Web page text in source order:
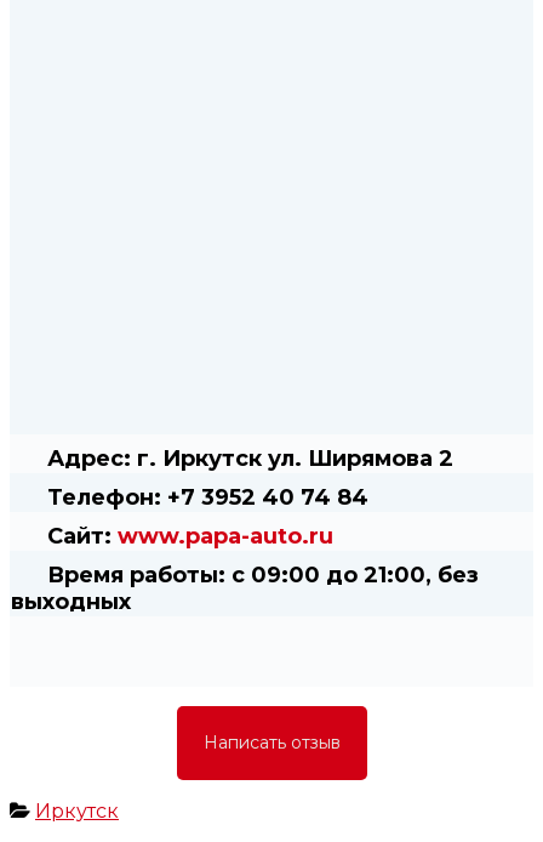
Адрес: г. Иркутск ул. Ширямова 2
Телефон: +7 3952 40 74 84
Сайт: www.papa-auto.ru
Время работы: с 09:00 до 21:00, без
выходных
Написать отзыв
Иркутск